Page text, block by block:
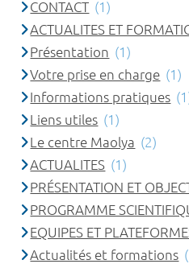
CONTACT (1)
ACTUALITES ET
Présentation (1)
Votre prise en charge (1)
Informations pratiques
Liens utiles (1)
Le centre Maolya (2)
ACTUALITES (1)
PRÉSENTATION ET
PROGRAMME
EQUIPES ET
Actualités et formations